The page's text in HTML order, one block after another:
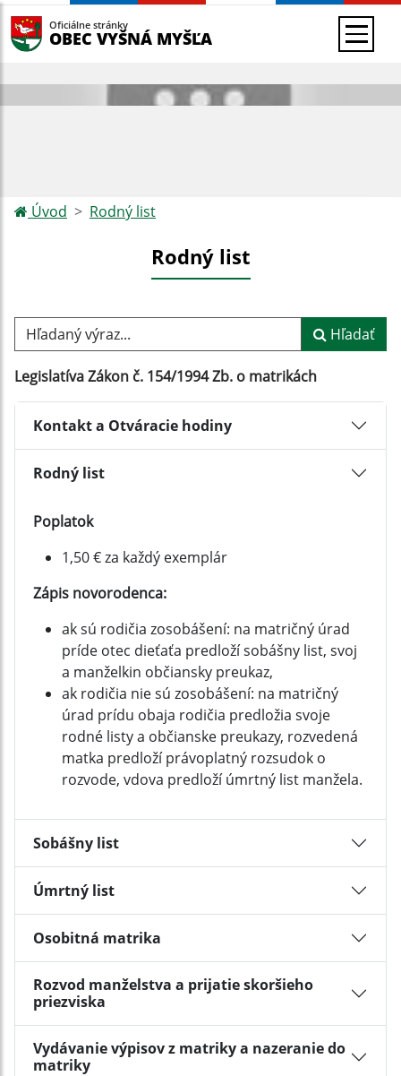
Oficiálne stránky
OBEC VYŠNÁ MYŠĽA
Úvod Rodný list
Rodný list
Hľadaný výraz... Hľadať
Legislatíva Zákon č. 154/1994 Zb. o matrikách
Kontakt a Otváracie hodiny
Rodný list
Poplatok
1,50 € za každý exemplár
Zápis novorodenca:
ak sú rodičia zosobášení: na matričný úrad
príde otec dieťaťa predloží sobášny list, svoj
a manželkin občiansky preukaz,
ak rodičia nie sú zosobášení: na matričný
úrad prídu obaja rodičia predložia svoje
rodné listy a občianske preukazy, rozvedená
matka predloží právoplatný rozsudok o
rozvode, vdova predloží úmrtný list manžela.
Sobášny list
Úmrtný list
Osobitná matrika
Rozvod manželstva a prijatie skoršieho
priezviska
Vydávanie výpisov z matriky a nazeranie do
matriky